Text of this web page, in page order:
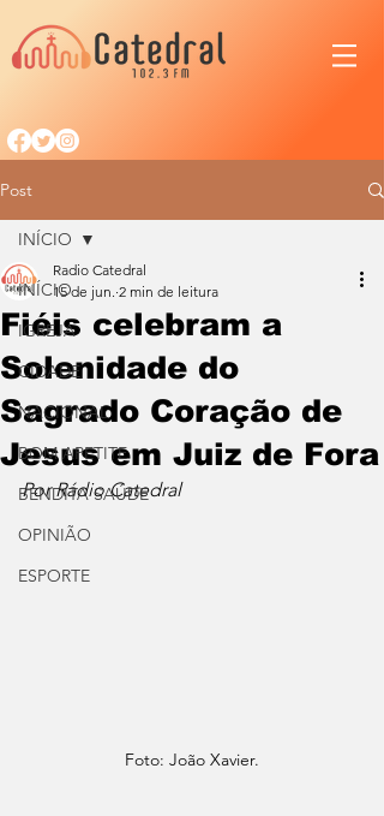
Post
INÍCIO
IGREJA
CIDADE
NACIONAL
BOM APETITE
BENDITA SAÚDE
OPINIÃO
ESPORTE
INÍCIO
Fiéis celebram a
Solenidade do
Sagrado Coração de
Jesus em Juiz de Fora
Radio Catedral
15 de jun. 2 min de leitura
Por Rádio Catedral
Foto: João Xavier.